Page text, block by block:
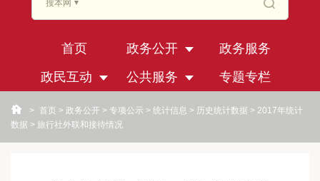
搜本网
首页 政务公开
政务服务
政民互动
公共服务 专题专栏
> 首页 > 政务公开 > 专项公示 > 统计信息 > 历史统计数据 > 2017年统计
数据 > 旅行社外联和接待情况